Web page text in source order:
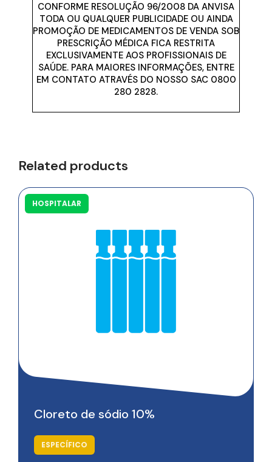
CONFORME RESOLUÇÃO 96/2008 DA ANVISA
TODA OU QUALQUER PUBLICIDADE OU AINDA
PROMOÇÃO DE MEDICAMENTOS DE VENDA SOB
PRESCRIÇÃO MÉDICA FICA RESTRITA
EXCLUSIVAMENTE AOS PROFISSIONAIS DE
SAÚDE. PARA MAIORES INFORMAÇÕES, ENTRE
EM CONTATO ATRAVÉS DO NOSSO SAC 0800
280 2828.
Related products
HOSPITALAR
Cloreto de sódio 10%
ESPECÍFICO